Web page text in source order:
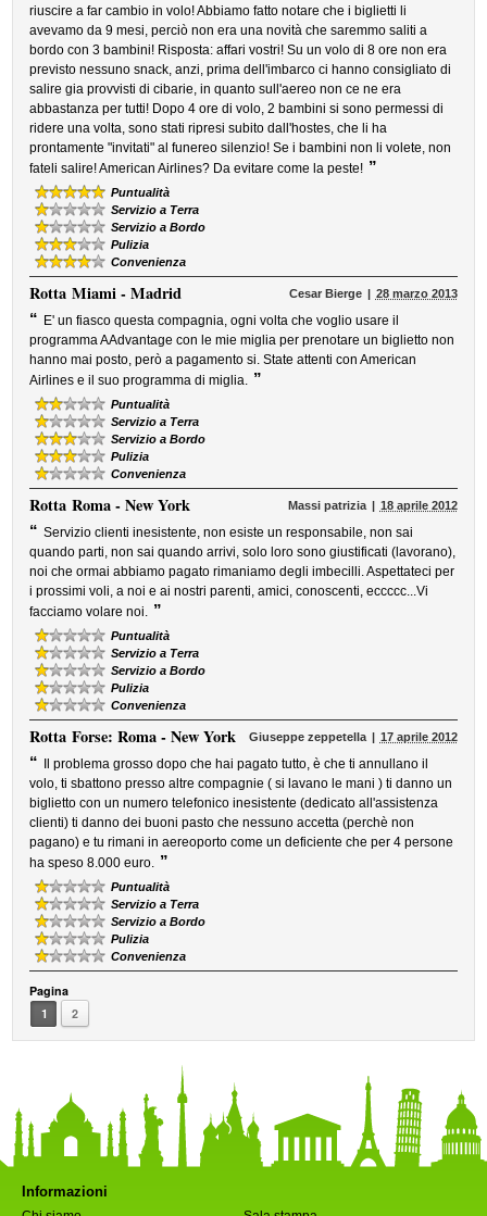
riuscire a far cambio in volo! Abbiamo fatto notare che i biglietti li
avevamo da 9 mesi, perciò non era una novità che saremmo saliti a
bordo con 3 bambini! Risposta: affari vostri! Su un volo di 8 ore non era
previsto nessuno snack, anzi, prima dell'imbarco ci hanno consigliato di
salire gia provvisti di cibarie, in quanto sull'aereo non ce ne era
abbastanza per tutti! Dopo 4 ore di volo, 2 bambini si sono permessi di
ridere una volta, sono stati ripresi subito dall'hostes, che li ha
prontamente "invitati" al funereo silenzio! Se i bambini non li volete, non
fateli salire! American Airlines? Da evitare come la peste! ”
Puntualità
Servizio a Terra
Servizio a Bordo
Pulizia
Convenienza
RottaMiami - Madrid Cesar Bierge 28 marzo 2013
“ E' un fiasco questa compagnia, ogni volta che voglio usare il
programma AAdvantage con le mie miglia per prenotare un biglietto non
hanno mai posto, però a pagamento si. State attenti con American
Airlines e il suo programma di miglia. ”
Puntualità
Servizio a Terra
Servizio a Bordo
Pulizia
Convenienza
RottaRoma - New York Massi patrizia 18 aprile 2012
“ Servizio clienti inesistente, non esiste un responsabile, non sai
quando parti, non sai quando arrivi, solo loro sono giustificati (lavorano),
noi che ormai abbiamo pagato rimaniamo degli imbecilli. Aspettateci per
i prossimi voli, a noi e ai nostri parenti, amici, conoscenti, eccccc...Vi
facciamo volare noi. ”
Puntualità
Servizio a Terra
Servizio a Bordo
Pulizia
Convenienza
RottaForse: Roma - New York Giuseppe zeppetella 17 aprile 2012
“
Il problema grosso dopo che hai pagato tutto, è che ti annullano il
volo, ti sbattono presso altre compagnie ( si lavano le mani ) ti danno un
biglietto con un numero telefonico inesistente (dedicato all'assistenza
clienti) ti danno dei buoni pasto che nessuno accetta (perchè non
pagano) e tu rimani in aereoporto come un deficiente che per 4 persone
ha speso 8.000 euro. ”
Puntualità
Servizio a Terra
Servizio a Bordo
Pulizia
Convenienza
Pagina
1
2
Informazioni